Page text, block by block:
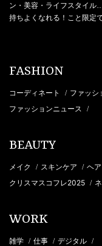
ン・美容・ライフスタイル
持ちよくなれる！こと限定
FASHION
コーディネート / ファッシ
ファッションニュース /
BEAUTY
メイク / スキンケア / ヘア
クリスマスコフレ2025 /
WORK
雑学 / 仕事 / デジタル /